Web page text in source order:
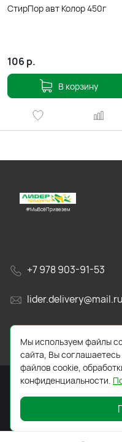
СтирПор авт Колор 450г
106 р.
В корзину
#МыВсёПривезем
+7 978 903-91-53
lider.delivery@mail.ru
просп. Генерала
2026 © Все права
Мы используем файлы
сайта, Вы
файлов cookie,
конфиденциальности.